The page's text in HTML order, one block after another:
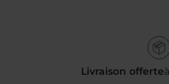
Livraison offerte